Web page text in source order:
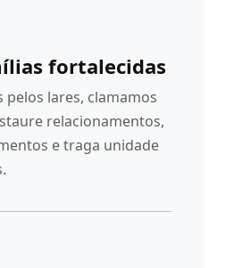
fortalecidas
lares, clamamos
relacionamentos,
e traga unidade